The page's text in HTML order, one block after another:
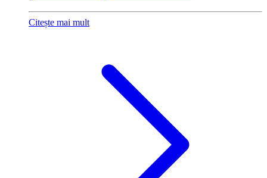
Citește mai mult